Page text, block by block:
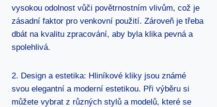
vysokou odolnost vůči povětrnostním vlivům, což je
zásadní faktor pro venkovní použití. Zároveň je třeba‍
dbát na kvalitu zpracování,​ aby byla klika‍ pevná a
spolehlivá.
2. Design⁤ a estetika: Hliníkové kliky jsou známé
svou elegantní a moderní estetikou. ⁤Při výběru si
můžete vybrat z různých stylů a modelů, které se